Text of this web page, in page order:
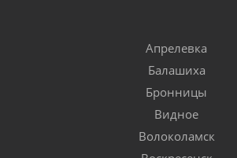
Апрелевка
Балашиха
Бронницы
Видное
Волоколамск